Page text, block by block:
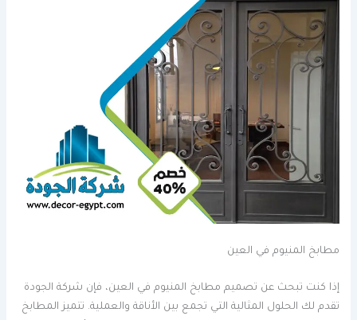
مطابخ المنيوم في العين
إذا كنت تبحث عن تصميم مطابخ المنيوم في العين، فإن شركة الجودة
تقدم لك الحلول المثالية التي تجمع بين الأناقة والعملية. تتميز المطابخ